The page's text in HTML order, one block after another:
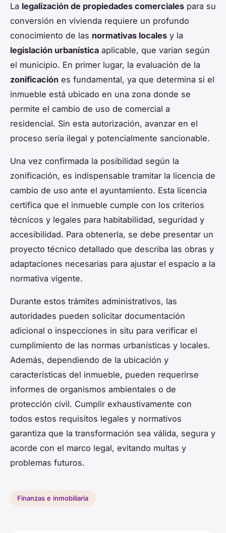
La legalización de propiedades comerciales para su
conversión en vivienda requiere un profundo
conocimiento de las normativas locales y la
legislación urbanística aplicable, que varían según
el municipio. En primer lugar, la evaluación de la
zonificación es fundamental, ya que determina si el
inmueble está ubicado en una zona donde se
permite el cambio de uso de comercial a
residencial. Sin esta autorización, avanzar en el
proceso sería ilegal y potencialmente sancionable.
Una vez confirmada la posibilidad según la
zonificación, es indispensable tramitar la licencia de
cambio de uso ante el ayuntamiento. Esta licencia
certifica que el inmueble cumple con los criterios
técnicos y legales para habitabilidad, seguridad y
accesibilidad. Para obtenerla, se debe presentar un
proyecto técnico detallado que describa las obras y
adaptaciones necesarias para ajustar el espacio a la
normativa vigente.
Durante estos trámites administrativos, las
autoridades pueden solicitar documentación
adicional o inspecciones in situ para verificar el
cumplimiento de las normas urbanísticas y locales.
Además, dependiendo de la ubicación y
características del inmueble, pueden requerirse
informes de organismos ambientales o de
protección civil. Cumplir exhaustivamente con
todos estos requisitos legales y normativos
garantiza que la transformación sea válida, segura y
acorde con el marco legal, evitando multas y
problemas futuros.
Finanzas e inmobiliaria